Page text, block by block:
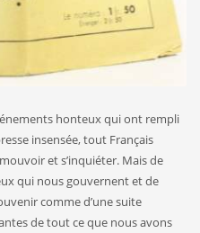
honteux qui ont rempli
insensée, tout Français
et s’inquiéter. Mais de
qui nous gouvernent et de
comme d’une suite
de tout ce que nous avons